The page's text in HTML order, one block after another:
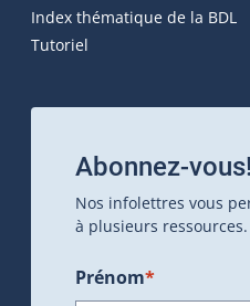
Index thématique de la BDL
Tutoriel
Abonnez-vous!
Nos infolettres vous
à plusieurs ressources.
Prénom*